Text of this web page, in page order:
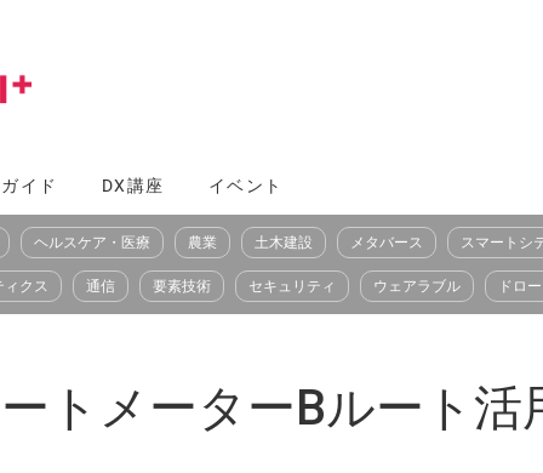
イド DX講座 イベント
ヘルスケア・医療 農業 土木建設 メタバース スマートシ
ィクス 通信 要素技術 セキュリティ ウェアラブル ドロ
トメーターBルート